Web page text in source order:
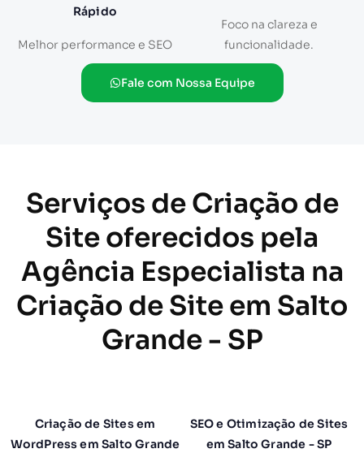
Rápido
Melhor performance e SEO
Foco na clareza e
funcionalidade.
Fale com Nossa Equipe
Serviços de Criação de
Site oferecidos pela
Agência Especialista na
Criação de Site em Salto
Grande - SP
Criação de Sites em
WordPress em Salto Grande
SEO e Otimização de Sites
em Salto Grande - SP